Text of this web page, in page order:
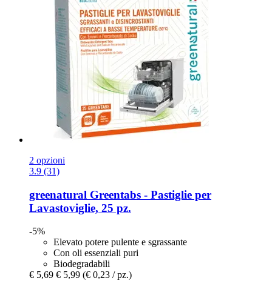
2 opzioni
3.9 (31)
greenatural Greentabs -​ Pastiglie per
Lavastoviglie, 25 pz.
-5%
Elevato potere pulente e sgrassante
Con oli essenziali puri
Biodegradabili
€ 5,69 € 5,99 (€ 0,23 / pz.)